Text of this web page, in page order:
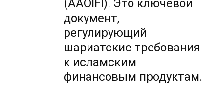
(AAOIFI). Это ключевой
документ,
регулирующий
шариатские требования
к исламским
финансовым продуктам.